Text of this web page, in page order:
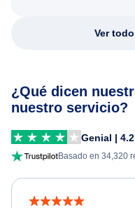
Ver
¿Qué dicen
nuestro servicio?
Genial |
Basado en 34,320